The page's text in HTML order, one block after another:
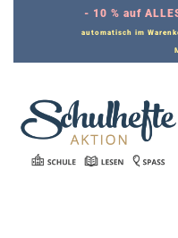
- 10 % auf
automatisch im